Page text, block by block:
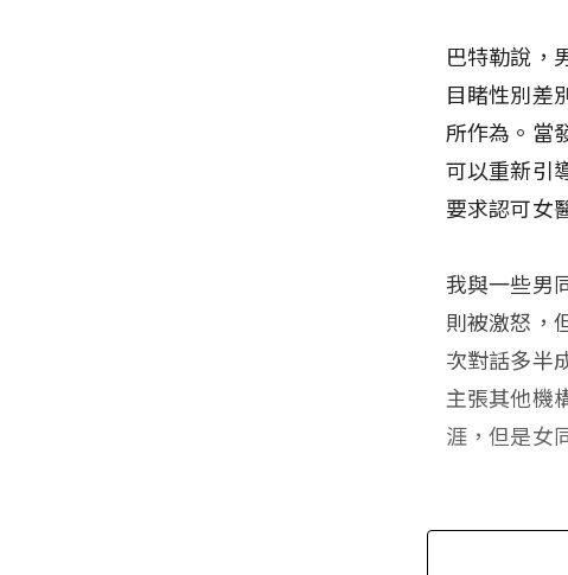
巴特勒說，
目睹性別差
所作為。當
可以重新引
要求認可女
我與一些男
則被激怒，
次對話多半
主張其他機
涯，但是女